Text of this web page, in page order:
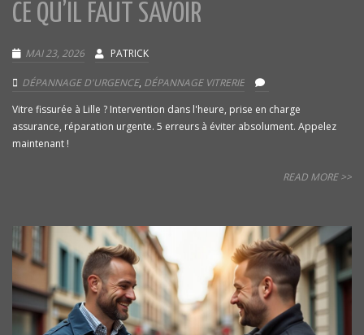
CE QU’IL FAUT SAVOIR
MAI 23, 2026 PATRICK
DÉPANNAGE D'URGENCE, DÉPANNAGE VITRERIE
Vitre fissurée à Lille ? Intervention dans l'heure, prise en charge
assurance, réparation urgente. 5 erreurs à éviter absolument. Appelez
maintenant !
READ MORE >>